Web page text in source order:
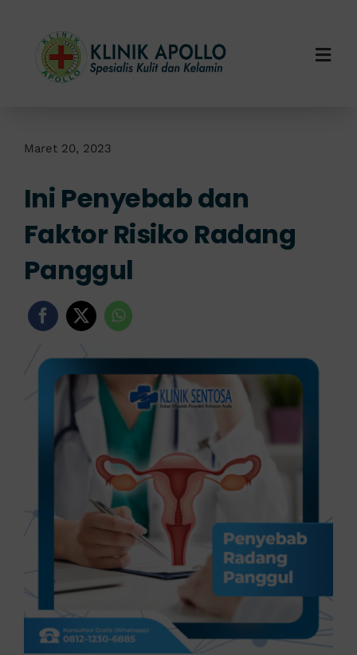
content
Layanan Kami
Info Klinik
Maret 20, 2023
Ini Penyebab dan
Faktor Risiko Radang
Panggul